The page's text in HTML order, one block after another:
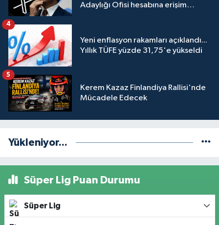
Adaylığı Ofisi hesabına erişim
Yeni enflasyon rakamları açıklandı...
Yıllık TÜFE yüzde 31,75'e yükseldi
4
Kerem Kazaz Finlandiya Rallisi'nde
Mücadele Edecek
5
Yükleniyor...
Süper Lig Puan Durumu
Süper Lig